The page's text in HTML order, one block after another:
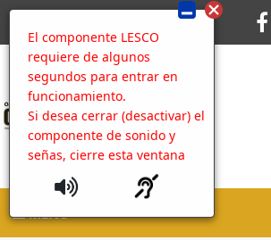
El componente LESCO
requiere de algunos
segundos para entrar en
funcionamiento.
Si desea cerrar (desactivar) el
componente de sonido y
señas, cierre esta ventana
MENU